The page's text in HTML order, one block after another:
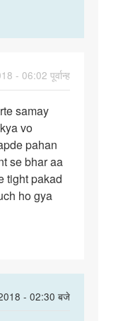
- 06:02 पूर्वान्ह
samay
vo
pahan
se bhar aa
tight pakad
ho gya
- 02:30 बजे